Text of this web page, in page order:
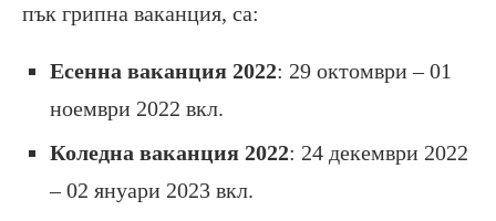
пък грипна ваканция, са:
Есенна ваканция 2022: 29 октомври – 01
ноември 2022 вкл.
Коледна ваканция 2022: 24 декември 2022
– 02 януари 2023 вкл.